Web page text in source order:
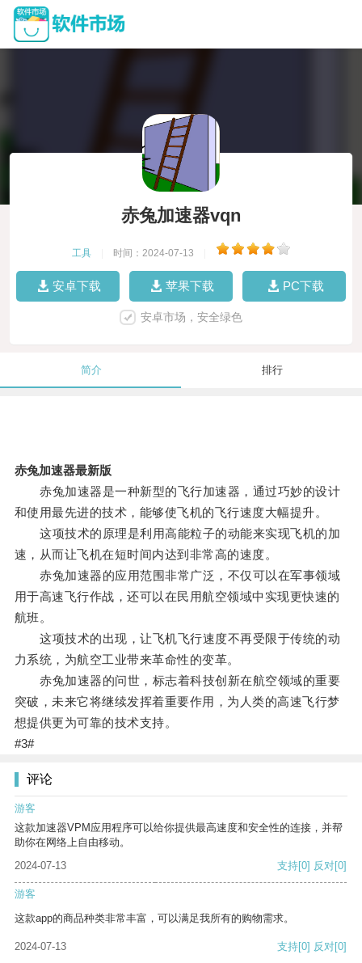
赤兔加速器vqn
工具 时间：2024-07-13
安卓下载 苹果下载 PC下载
安卓市场，安全绿色
简介 排行
赤兔加速器最新版
赤兔加速器是一种新型的飞行加速器，通过巧妙的设计
和使用最先进的技术，能够使飞机的飞行速度大幅提升。
这项技术的原理是利用高能粒子的动能来实现飞机的加
速，从而让飞机在短时间内达到非常高的速度。
赤兔加速器的应用范围非常广泛，不仅可以在军事领域
用于高速飞行作战，还可以在民用航空领域中实现更快速的
航班。
这项技术的出现，让飞机飞行速度不再受限于传统的动
力系统，为航空工业带来革命性的变革。
赤兔加速器的问世，标志着科技创新在航空领域的重要
突破，未来它将继续发挥着重要作用，为人类的高速飞行梦
想提供更为可靠的技术支持。
#3#
评论
游客
这款加速器VPM应用程序可以给你提供最高速度和安全性的连接，并帮
助你在网络上自由移动。
2024-07-13
支持[0] 反对[0]
游客
这款app的商品种类非常丰富，可以满足我所有的购物需求。
2024-07-13 支持[0] 反对[0]